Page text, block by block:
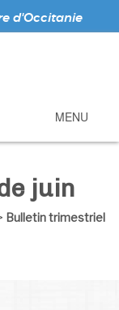
d'Occitanie
MENU
juin
Bulletin trimestriel